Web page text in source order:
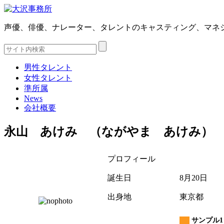
声優、俳優、ナレーター、タレントのキャスティング、マネ
男性タレント
女性タレント
準所属
News
会社概要
永山 あけみ （ながやま あけみ）
プロフィール
誕生日 8月20日
出身地 東京都
サンプル1